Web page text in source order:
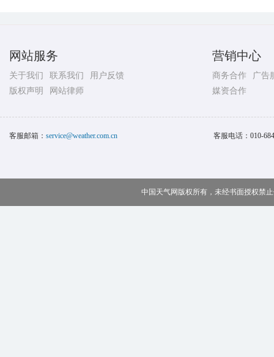
网站服务
关于我们 联系我们
用户反馈
版权声明
网站律师
营销中心
商务合作
广告
媒资合作
客服邮箱： service@weather.com.cn 客服电话： 010-
中国天气网版权所有，未经书面授权